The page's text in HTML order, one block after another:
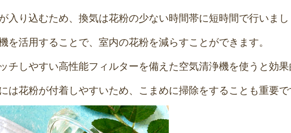
入り込むため、換気は花粉の少ない時間帯に短時間で行いま
を活用することで、室内の花粉を減らすことができます。
チしやすい高性能フィルターを備えた空気清浄機を使うと効
は花粉が付着しやすいため、こまめに掃除をすることも重要